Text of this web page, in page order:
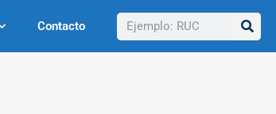
Contacto Buscar